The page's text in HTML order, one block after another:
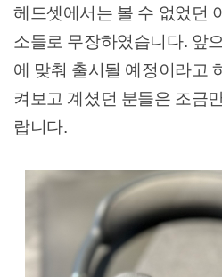
헤드셋에서는 볼 수 없었던
소들로 무장하였습니다. 앞
에 맞춰 출시될 예정이라고
켜보고 계셨던 분들은 조금
랍니다.